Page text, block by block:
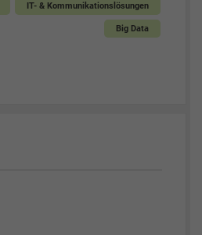
IT- & Kommunikationslösungen
Big Data